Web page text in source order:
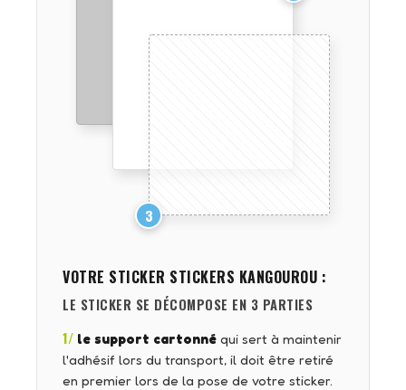
3
VOTRE STICKER STICKERS KANGOUROU :
LE STICKER SE DÉCOMPOSE EN 3 PARTIES
1/ le support cartonné qui sert à maintenir
l'adhésif lors du transport, il doit être retiré
en premier lors de la pose de votre sticker.